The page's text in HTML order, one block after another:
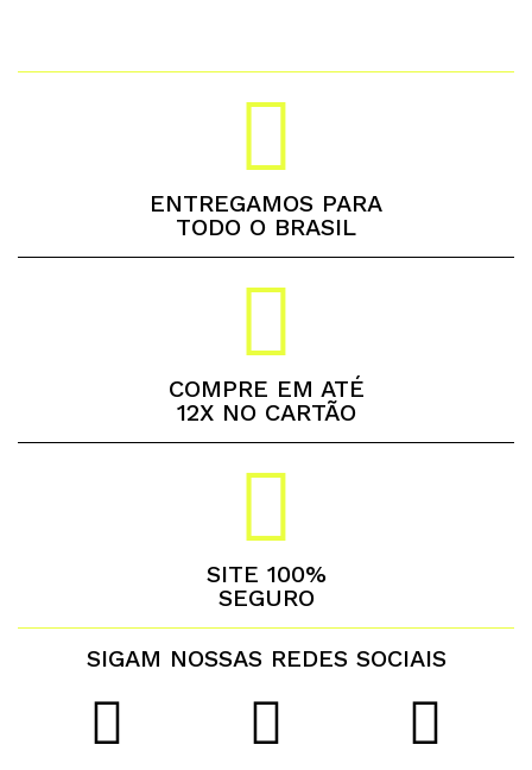
ENTREGAMOS PARA
TODO O BRASIL
COMPRE EM ATÉ
12X NO CARTÃO
SITE 100%
SEGURO
SIGAM NOSSAS REDES SOCIAIS